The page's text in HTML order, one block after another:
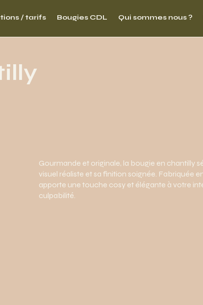
/ tarifs Bougies CDL Qui sommes nous ?
Gourmande et originale, la bougie en chantilly
visuel réaliste et sa finition soignée. Fabriquée
apporte une touche cosy et élégante à votre
culpabilité.